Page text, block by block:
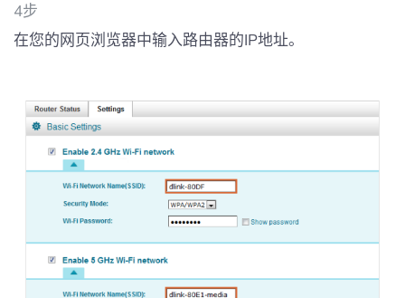
4步
在您的网页浏览器中输入路由器的IP地址。